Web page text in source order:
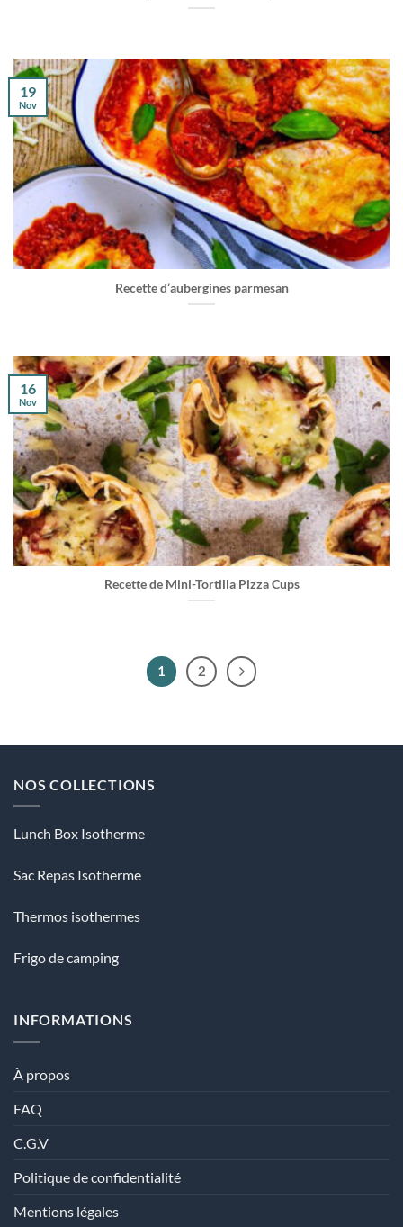
Recette d’aubergines parmesan
19
Nov
Recette de Mini-Tortilla Pizza Cups
16
Nov
1 2
NOS COLLECTIONS
Lunch Box Isotherme
Sac Repas Isotherme
Thermos isothermes
Frigo de camping
INFORMATIONS
À propos
FAQ
C.G.V
Politique de confidentialité
Mentions légales